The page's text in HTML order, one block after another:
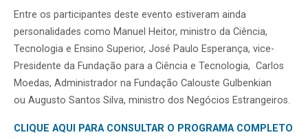
Entre os participantes deste evento estiveram ainda
personalidades como Manuel Heitor, ministro da Ciência,
Tecnologia e Ensino Superior, José Paulo Esperança, vice-
Presidente da Fundação para a Ciência e Tecnologia, Carlos
Moedas, Administrador na Fundação Calouste Gulbenkian
ou Augusto Santos Silva, ministro dos Negócios Estrangeiros.
CLIQUE AQUI PARA CONSULTAR O PROGRAMA COMPLETO